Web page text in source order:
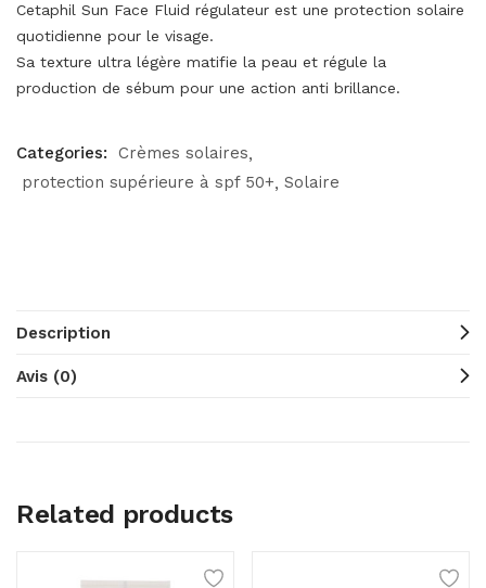
Cetaphil Sun Face Fluid régulateur est une protection solaire
quotidienne pour le visage.
Sa texture ultra légère matifie la peau et régule la
production de sébum pour une action anti brillance.
Categories:
Crèmes solaires
protection supérieure à spf 50+ Solaire
Description
Avis (0)
Related products